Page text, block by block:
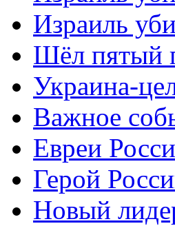
Израиль
Шёл пятый
Украина-
Важное
Евреи
Герой
Новый